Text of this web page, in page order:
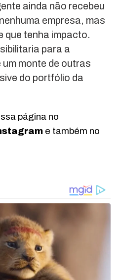
ainda não recebeu
empresa, mas
que tenha impacto.
para a
monte de outras
do portfólio da
página no
e também no